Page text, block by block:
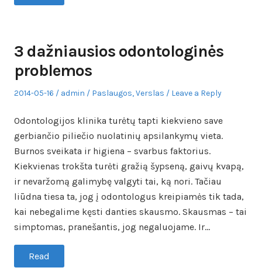
3 dažniausios odontologinės
problemos
Posted
2014-05-16 Author
admin
Posted
Paslaugos,Verslas Leave a Reply
Odontologijos klinika turėtų tapti kiekvieno save
gerbiančio piliečio nuolatinių apsilankymų vieta.
Burnos sveikata ir higiena – svarbus faktorius.
Kiekvienas trokšta turėti gražią šypseną, gaivų kvapą,
ir nevaržomą galimybę valgyti tai, ką nori. Tačiau
liūdna tiesa ta, jog į odontologus kreipiamės tik tada,
kai nebegalime kęsti danties skausmo. Skausmas – tai
simptomas, pranešantis, jog negaluojame. Ir…
Read